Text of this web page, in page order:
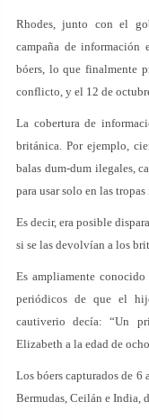
Rhodes, junto con el
campaña de información
bóers, lo que finalmente
conflicto, y el 12 de
La cobertura de
británica. Por ejemplo,
balas dum-dum ilegales,
para usar solo en las
Es decir, era posible
si se las devolvían a los
Es ampliamente
periódicos de que el
cautiverio decía: “Un
Elizabeth a la edad de
Los bóers capturados de 6
Bermudas, Ceilán e India,